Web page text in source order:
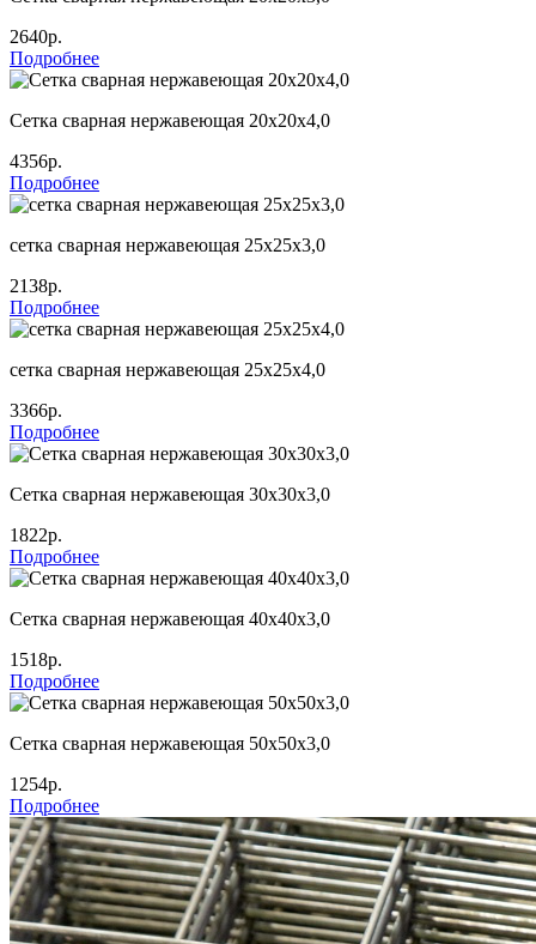
2640р.
Подробнее
Сетка сварная нержавеющая 20х20х4,0
4356р.
Подробнее
сетка сварная нержавеющая 25х25х3,0
2138р.
Подробнее
сетка сварная нержавеющая 25х25х4,0
3366р.
Подробнее
Сетка сварная нержавеющая 30х30х3,0
1822р.
Подробнее
Сетка сварная нержавеющая 40х40х3,0
1518р.
Подробнее
Сетка сварная нержавеющая 50х50х3,0
1254р.
Подробнее